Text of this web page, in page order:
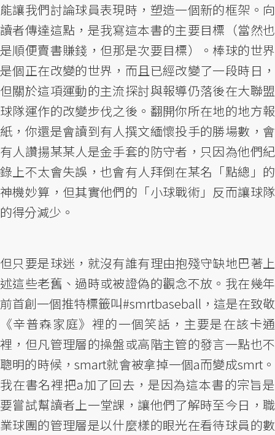
能讓我們討論球員表現時，塑造一個新的框架。向
讀者傳達這點，是我寫這本書的主要目標（當然也
是順便賣書賺錢，但那是次要目標）。棒球的世界
是個正在改變的世界，而且已經改變了一段時日，
但關於這項運動的主流探討與報導仍落後在大聯盟
球隊運作的改變步伐之後。翻開你所在地的地方報
紙，你還是會讀到有人撰文緬懷投手的勝場數，會
有人讚揚某某人是金手套的防守者，只因為他們紀
錄上不太會失誤，也會有人拜倒在某名「點總」的
神機妙算，但其實他們的「小球戰術」反而讓球隊
的得分減少。
但只要是球迷，就沒有誰有理由抱殘守缺地巴著上
述這些老舊、過時或被證偽的觀念不放。我在幾年
前首創一個推特標籤叫#smrtbaseball，這是在致敬
《辛普森家庭》裡的一個笑話，主要是在該卡通
裡，但凡管理層的操盤或高階主管的發言一點也不
聰明的時候，smart就會被拿掉一個a而變成smrt。
我在書名裡把a加了回去，是因為這本書的宗旨是
要嘗試幫讀者上一堂課，讓他們了解時至今日，職
業球團的管理層是以什麼樣的眼光在看待球員的數